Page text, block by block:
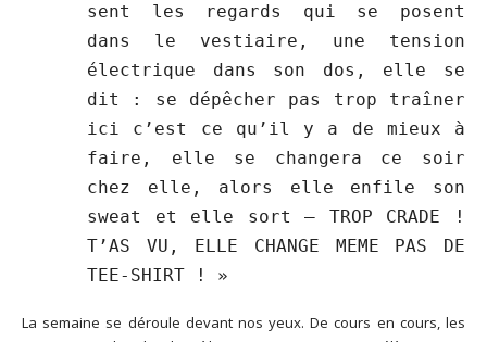
sent les regards qui se posent
dans le vestiaire, une tension
électrique dans son dos, elle se
dit : se dépêcher pas trop traîner
ici c’est ce qu’il y a de mieux à
faire, elle se changera ce soir
chez elle, alors elle enfile son
sweat et elle sort – TROP CRADE !
T’AS VU, ELLE CHANGE MEME PAS DE
TEE-SHIRT ! »
La semaine se déroule devant nos yeux. De cours en cours, les